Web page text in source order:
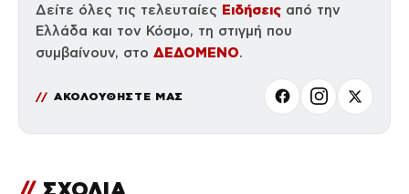
Δείτε όλες τις τελευταίες Ειδήσεις από την
Ελλάδα και τον Κόσμο, τη στιγμή που
συμβαίνουν, στο ΔΕΔΟΜΕΝΟ.
ΑΚΟΛΟΥΘΗΣΤΕ ΜΑΣ
// ΣΧΟΛΙΑ